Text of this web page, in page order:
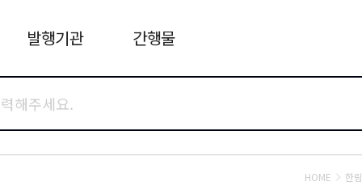
발행기관 간행물
HOME 한